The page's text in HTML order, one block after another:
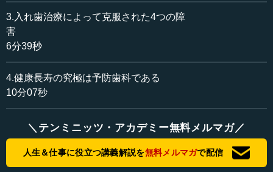
合わせや歯の健康が、いかに人間の健康にとって大事なの
かということについて、お話をいただこうと思います。
一般の方からすると、歯の健康やお口の健康を保つこと
で、他の病気まで改善していくと言われても、まだあまり
ピンときません。これから、そのあたりを詳しくご発表い
ただきたいと思います。まず総論として、それぞれ少しお
河原 私ははじめ、福岡で開業していました。その後、60
歳になったので、田舎で魚釣りでもしながら、のんびりと
3.入れ歯治療によって克服された4つの障
害
6分39秒
4.健康長寿の究極は予防歯科である
10分07秒
＼テンミニッツ・アカデミー無料メルマガ／
人生＆仕事に役立つ講義解説を無料メルマガで配信